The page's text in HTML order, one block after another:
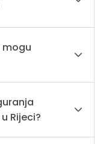
Rijeci?